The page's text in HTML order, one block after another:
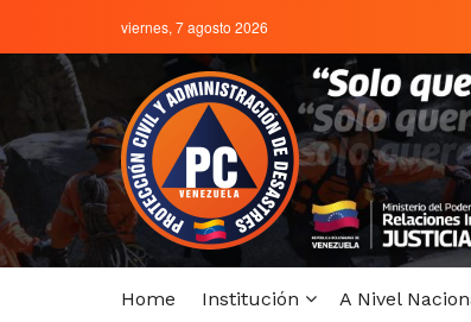
viernes, 7 agosto 2026
Home Institución A Nivel